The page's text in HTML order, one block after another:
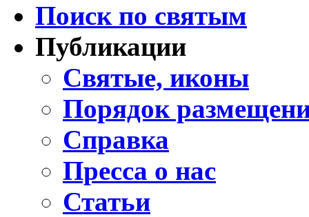
Поиск по святым
Публикации
Святые, иконы
Порядок
Справка
Пресса о нас
Статьи